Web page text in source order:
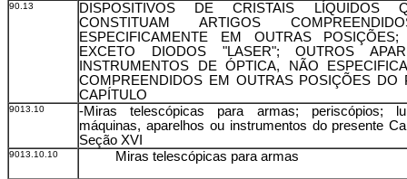
90.13
DISPOSITIVOS DE CRISTAIS LÍQUIDOS
CONSTITUAM ARTIGOS
ESPECIFICAMENTE EM OUTRAS POSIÇÕES;
EXCETO DIODOS "LASER"; OUTROS
INSTRUMENTOS DE ÓPTICA, NÃO
COMPREENDIDOS EM OUTRAS POSIÇÕES DO
CAPÍTULO
9013.10
-Miras telescópicas para armas; periscópios;
máquinas, aparelhos ou instrumentos do presente
Seção XVI
9013.10.10 Miras telescópicas para armas